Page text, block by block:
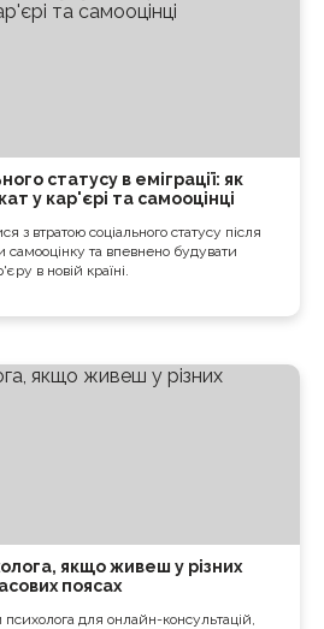
статусу в еміграції: як
у кар'єрі та самооцінці
з втратою соціального статусу після
самооцінку та впевнено будувати
в новій країні.
якщо живеш у різних
поясах
психолога для онлайн-консультацій,